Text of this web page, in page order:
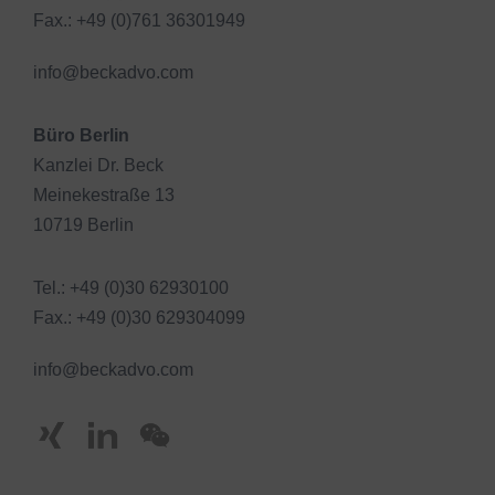
Fax.: +49 (0)761 36301949
info@beckadvo.com
Büro Berlin
Kanzlei Dr. Beck
Meinekestraße 13
10719 Berlin
Tel.: +49 (0)30 62930100
Fax.: +49 (0)30 629304099
info@beckadvo.com